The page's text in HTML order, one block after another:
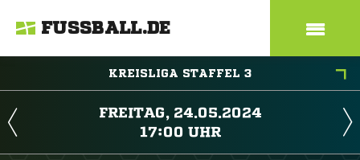
FUSSBALL.DE
KREISLIGA STAFFEL 3
 
 